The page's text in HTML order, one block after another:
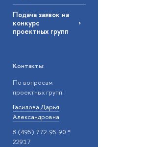
Подача заявок на
конкурс
проектных групп
Контакты:
По вопросам
проектных групп:
Гасилова Дарья
Александровна
8 (495) 772-95-90 *
22917